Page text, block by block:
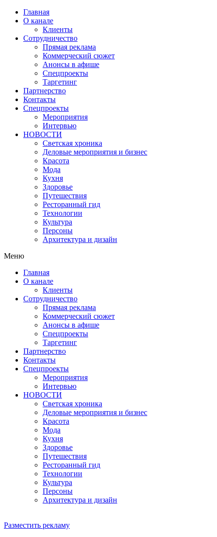
Главная
О канале
Клиенты
Сотрудничество
Прямая реклама
Коммерческий сюжет
Анонсы в афише
Cпецпроекты
Таргетинг
Партнерство
Контакты
Спецпроекты
Мероприятия
Интервью
НОВОСТИ
Светская хроника
Деловые мероприятия и бизнес
Красота
Мода
Кухня
Здоровье
Путешествия
Ресторанный гид
Технологии
Культура
Персоны
Архитектура и дизайн
Меню
Главная
О канале
Клиенты
Сотрудничество
Прямая реклама
Коммерческий сюжет
Анонсы в афише
Cпецпроекты
Таргетинг
Партнерство
Контакты
Спецпроекты
Мероприятия
Интервью
НОВОСТИ
Светская хроника
Деловые мероприятия и бизнес
Красота
Мода
Кухня
Здоровье
Путешествия
Ресторанный гид
Технологии
Культура
Персоны
Архитектура и дизайн
Разместить рекламу